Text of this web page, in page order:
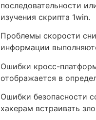
последовательности
изучения скрипта 1win.
Проблемы скорости
информации
Ошибки кросс-
отображается в
Ошибки безопасности
хакерам встраивать